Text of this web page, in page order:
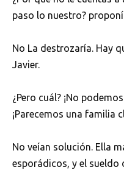
paso lo nuestro?
No La destrozaría. Hay
Javier.
¿Pero cuál? ¡No
¡Parecemos una familia
No veían solución. Ella
esporádicos, y el sueldo